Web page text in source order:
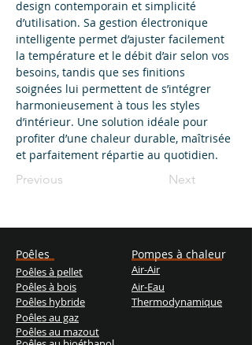
design contemporain et simplicité
d’utilisation. Sa gestion électronique
intelligente permet d’ajuster facilement
la température et le débit d’air selon vos
besoins, tandis que ses finitions
soignées lui permettent de s’intégrer
harmonieusement à tous les styles
d’intérieur. Une solution idéale pour
profiter d’une chaleur durable, maîtrisée
et parfaitement répartie au quotidien.
Previous
Next
Poêles
Poêles à pellet
Poêles à bois
Poêles hybride
Poêles au gaz
Poêles au mazout
Air-Air
Pompes à chaleur
Thermodynamique
Air-Eau